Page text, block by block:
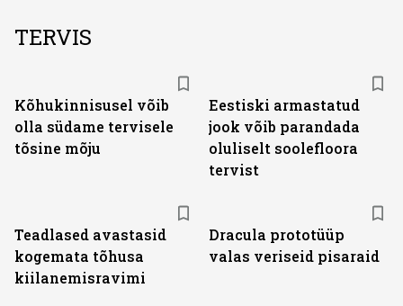
TERVIS
Kõhukinnisusel võib
olla südame tervisele
tõsine mõju
Eestiski armastatud
jook võib parandada
oluliselt soolefloora
tervist
Teadlased avastasid
kogemata tõhusa
kiilanemisravimi
Dracula prototüüp
valas veriseid pisaraid